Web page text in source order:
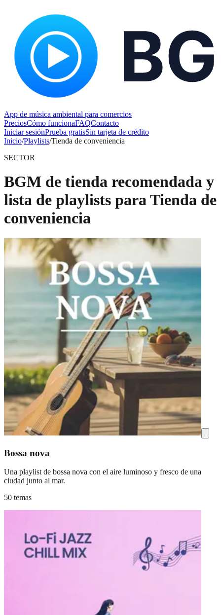
App de música ambiental para comercios
PreciosCómo funcionaFAQContacto
Iniciar sesiónPrueba gratisSin tarjeta de crédito
Inicio/Playlists/Tienda de conveniencia
SECTOR
BGM de tienda recomendada y
lista de playlists para Tienda de
conveniencia
Bossa nova
Una playlist de bossa nova con el aire luminoso y fresco de una
ciudad junto al mar.
50 temas